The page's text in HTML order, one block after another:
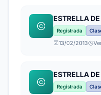
ESTRELLA
Registrada
13/02/2013
ESTRELLA
Registrada